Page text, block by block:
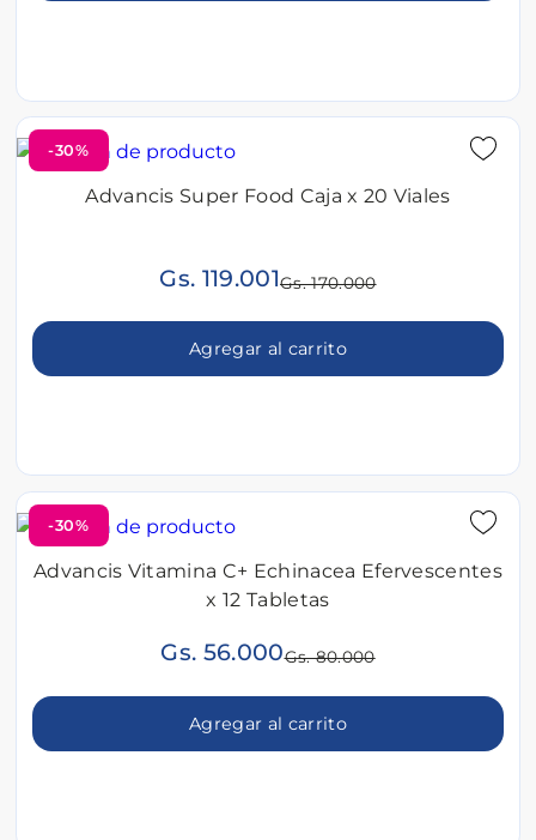
-30%
Advancis Super Food Caja x 20 Viales
Gs. 119.001Gs. 170.000
Agregar al carrito
-30%
Advancis Vitamina C+ Echinacea Efervescentes
x 12 Tabletas
Gs. 56.000Gs. 80.000
Agregar al carrito